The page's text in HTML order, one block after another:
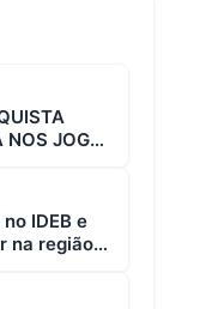
JOGOS
IDEB e
na região